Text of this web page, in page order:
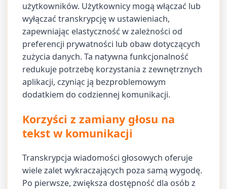
użytkowników. Użytkownicy mogą włączać lub
wyłączać transkrypcję w ustawieniach,
zapewniając elastyczność w zależności od
preferencji prywatności lub obaw dotyczących
zużycia danych. Ta natywna funkcjonalność
redukuje potrzebę korzystania z zewnętrznych
aplikacji, czyniąc ją bezproblemowym
dodatkiem do codziennej komunikacji.
Korzyści z zamiany głosu na
tekst w komunikacji
Transkrypcja wiadomości głosowych oferuje
wiele zalet wykraczających poza samą wygodę.
Po pierwsze, zwiększa dostępność dla osób z